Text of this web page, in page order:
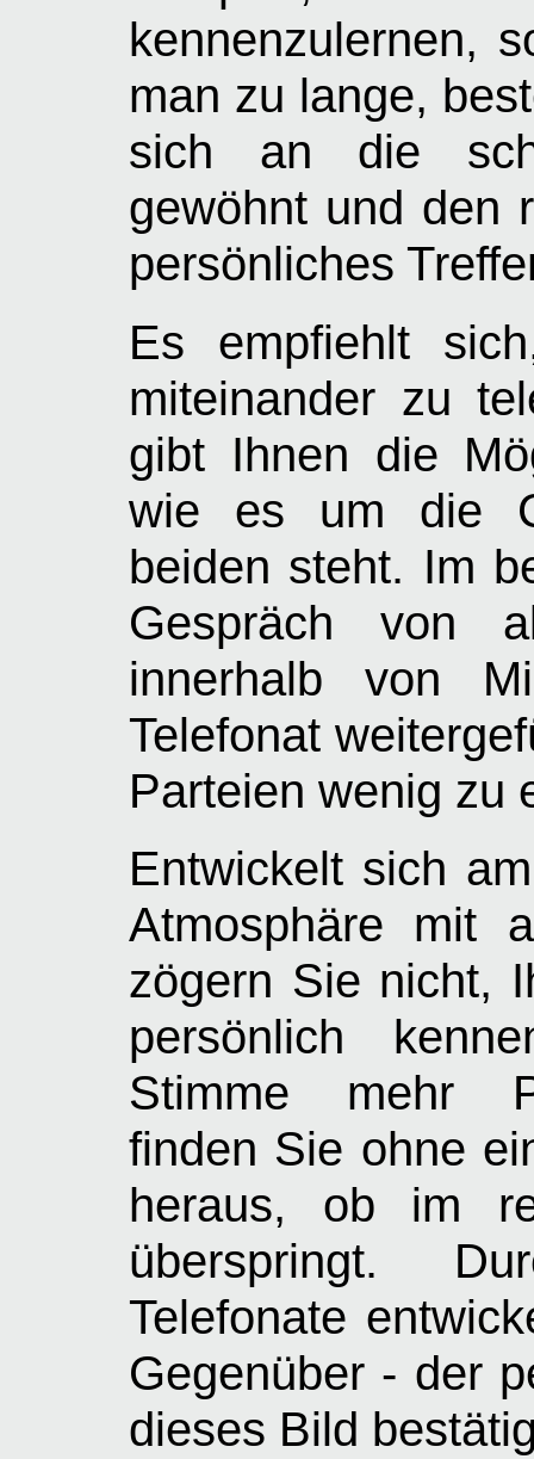
kennenzulernen,
man zu lange,
sich an die
gewöhnt und den
persönliches
Es empfiehlt
miteinander zu
gibt Ihnen die
wie es um die
beiden steht. Im
Gespräch von
innerhalb von
Telefonat
Parteien wenig zu
Entwickelt sich
Atmosphäre mit
zögern Sie nicht,
persönlich
Stimme mehr
finden Sie ohne
heraus, ob im
überspringt.
Telefonate
Gegenüber - der
dieses Bild